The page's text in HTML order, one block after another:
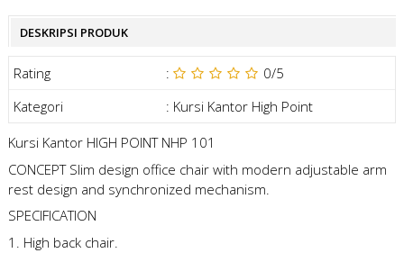
DESKRIPSI PRODUK
Rating : 0/5
Kategori
: Kursi Kantor High Point
Kursi Kantor HIGH POINT NHP 101
CONCEPT Slim design office chair with modern adjustable arm
rest design and synchronized mechanism.
SPECIFICATION
1. High back chair.